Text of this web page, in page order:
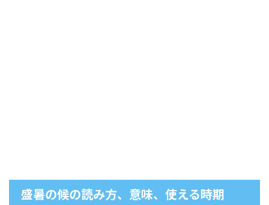
盛暑の候の読み方、意味、使える時期